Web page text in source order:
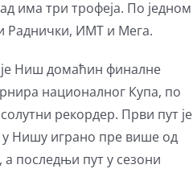
има три трофеја. По једном
Раднички, ИМТ и Мега.
је Ниш домаћин финалне
националног Купа, по
рекордер. Први пут је
Нишу играно пре више од
а последњи пут у сезони